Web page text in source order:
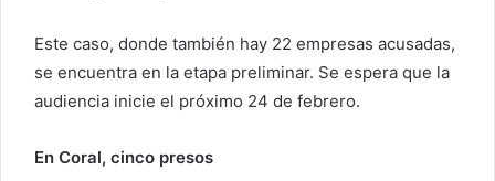
Este caso, donde también hay 22 empresas acusadas,
se encuentra en la etapa preliminar. Se espera que la
audiencia inicie el próximo 24 de febrero.
En Coral, cinco presos